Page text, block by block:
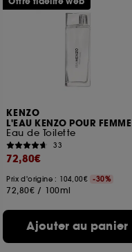
KENZO
L'EAU KENZO POUR FEMME
Eau de Toilette
33
72,80€
Prix d'origine : 104,00€ -30%
72,80€ / 100ml
Ajouter au panier